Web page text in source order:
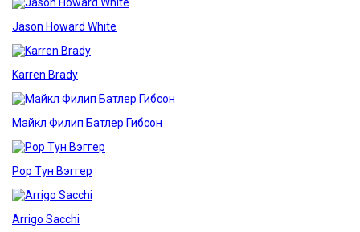
Jason Howard White
Karren Brady
Майкл Филип Батлер Гибсон
Рор Тун Вэггер
Arrigo Sacchi